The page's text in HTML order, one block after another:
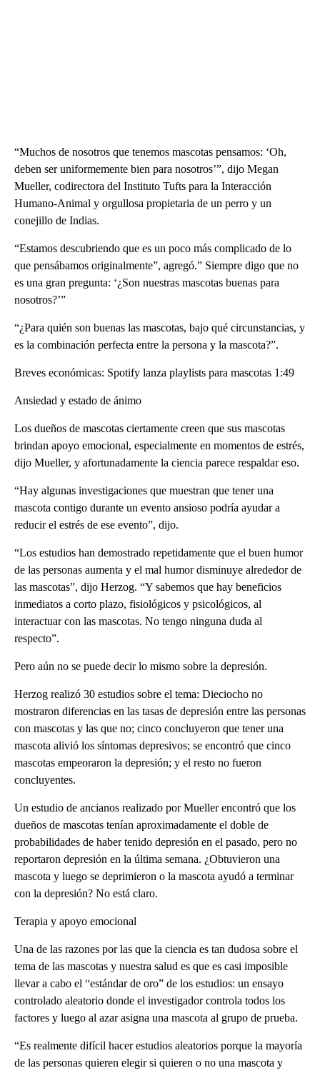
“Muchos de nosotros que tenemos mascotas pensamos: ‘Oh,
deben ser uniformemente bien para nosotros’”, dijo Megan
Mueller, codirectora del Instituto Tufts para la Interacción
Humano-Animal y orgullosa propietaria de un perro y un
conejillo de Indias.
“Estamos descubriendo que es un poco más complicado de lo
que pensábamos originalmente”, agregó.” Siempre digo que no
es una gran pregunta: ‘¿Son nuestras mascotas buenas para
nosotros?’”
“¿Para quién son buenas las mascotas, bajo qué circunstancias, y
es la combinación perfecta entre la persona y la mascota?”.
Breves económicas: Spotify lanza playlists para mascotas 1:49
Ansiedad y estado de ánimo
Los dueños de mascotas ciertamente creen que sus mascotas
brindan apoyo emocional, especialmente en momentos de estrés,
dijo Mueller, y afortunadamente la ciencia parece respaldar eso.
“Hay algunas investigaciones que muestran que tener una
mascota contigo durante un evento ansioso podría ayudar a
reducir el estrés de ese evento”, dijo.
“Los estudios han demostrado repetidamente que el buen humor
de las personas aumenta y el mal humor disminuye alrededor de
las mascotas”, dijo Herzog. “Y sabemos que hay beneficios
inmediatos a corto plazo, fisiológicos y psicológicos, al
interactuar con las mascotas. No tengo ninguna duda al
respecto”.
Pero aún no se puede decir lo mismo sobre la depresión.
Herzog realizó 30 estudios sobre el tema: Dieciocho no
mostraron diferencias en las tasas de depresión entre las personas
con mascotas y las que no; cinco concluyeron que tener una
mascota alivió los síntomas depresivos; se encontró que cinco
mascotas empeoraron la depresión; y el resto no fueron
concluyentes.
Un estudio de ancianos realizado por Mueller encontró que los
dueños de mascotas tenían aproximadamente el doble de
probabilidades de haber tenido depresión en el pasado, pero no
reportaron depresión en la última semana. ¿Obtuvieron una
mascota y luego se deprimieron o la mascota ayudó a terminar
con la depresión? No está claro.
Terapia y apoyo emocional
Una de las razones por las que la ciencia es tan dudosa sobre el
tema de las mascotas y nuestra salud es que es casi imposible
llevar a cabo el “estándar de oro” de los estudios: un ensayo
controlado aleatorio donde el investigador controla todos los
factores y luego al azar asigna una mascota al grupo de prueba.
“Es realmente difícil hacer estudios aleatorios porque la mayoría
de las personas quieren elegir si quieren o no una mascota y